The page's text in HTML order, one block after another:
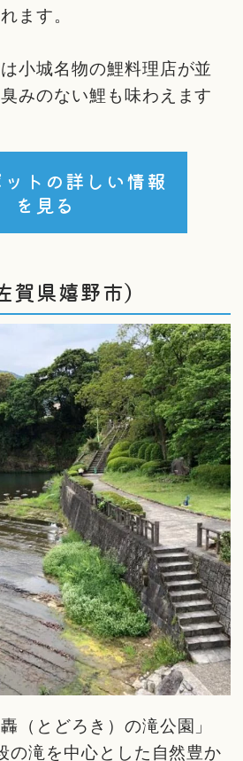
ます。
小城名物の鯉料理店が並
みのない鯉も味わえます
トの詳しい情報
を見る
県嬉野市）
（とどろき）の滝公園」
の滝を中心とした自然豊か